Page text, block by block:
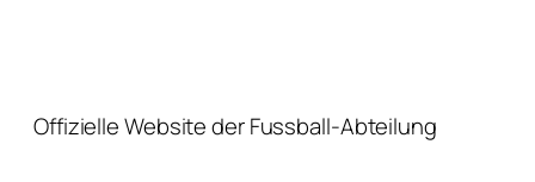
Offizielle Website der Fussball-Abteilung